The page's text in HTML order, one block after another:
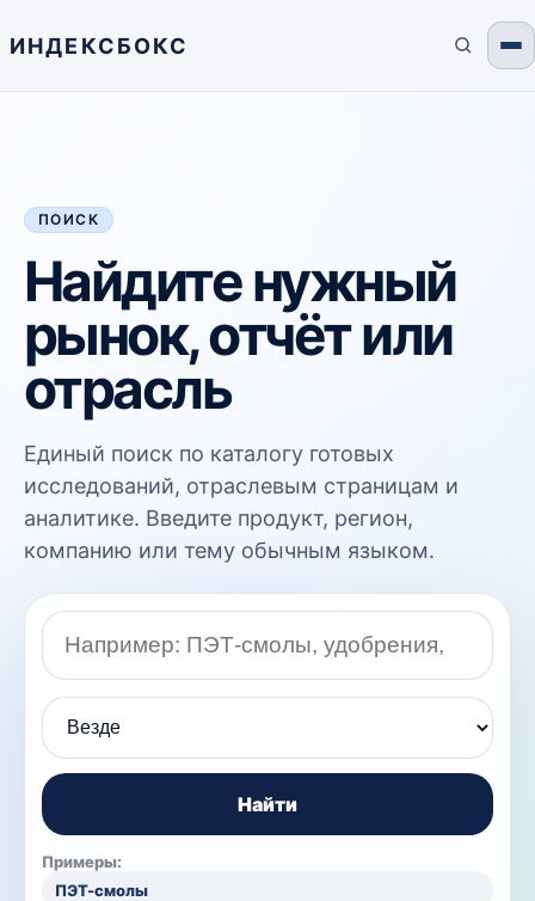
ИНДЕКСБОКС
ПОИСК
Найдите нужный
рынок, отчёт или
отрасль
Единый поиск по каталогу готовых
исследований, отраслевым страницам и
аналитике. Введите продукт, регион,
компанию или тему обычным языком.
Поисковый запрос
Найти
Примеры:
ПЭТ-смолы